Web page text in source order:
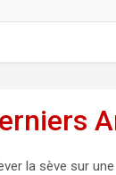
la sève sur